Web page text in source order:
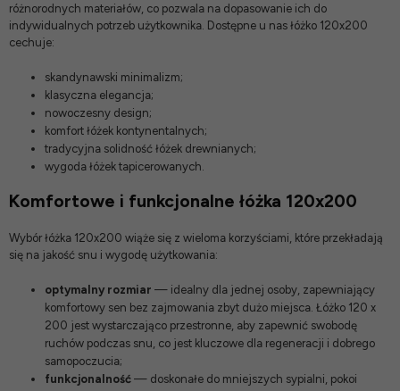
różnorodnych materiałów, co pozwala na dopasowanie ich do
indywidualnych potrzeb użytkownika. Dostępne u nas łóżko 120x200
cechuje:
skandynawski minimalizm;
klasyczna elegancja;
nowoczesny design;
komfort łóżek kontynentalnych;
tradycyjna solidność łóżek drewnianych;
wygoda łóżek tapicerowanych.
Komfortowe i funkcjonalne łóżka 120x200
Wybór łóżka 120x200 wiąże się z wieloma korzyściami, które przekładają
się na jakość snu i wygodę użytkowania:
optymalny rozmiar — idealny dla jednej osoby, zapewniający
komfortowy sen bez zajmowania zbyt dużo miejsca. Łóżko 120 x
200 jest wystarczająco przestronne, aby zapewnić swobodę
ruchów podczas snu, co jest kluczowe dla regeneracji i dobrego
samopoczucia;
funkcjonalność — doskonałe do mniejszych sypialni, pokoi